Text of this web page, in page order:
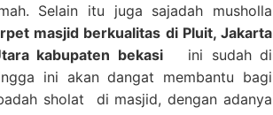
Selain itu juga sajadah musholla
masjid berkualitas di Pluit, Jakarta
kabupaten bekasiini sudah di
ini akan dangat membantu bagi
sholat di masjid, dengan adanya